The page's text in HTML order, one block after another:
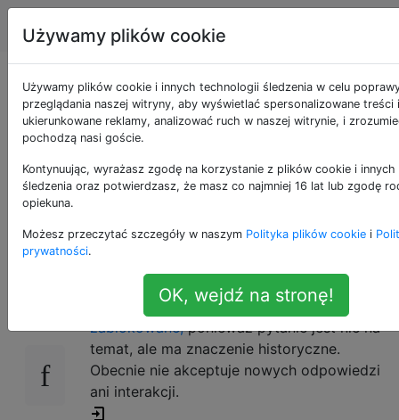
Android Tagi
Aplikacja typu open
source do zdalnego
czyszczenia telefonu
z Androidem?
Zablokowana. To pytanie i odpowiedzi są
zablokowane,ponieważ pytanie jest nie na
temat, ale ma znaczenie historyczne.
Obecnie nie akceptuje nowych odpowiedzi
ani interakcji.
Używamy plików cookie
Używamy plików cookie i innych technologii śledzenia w celu
przeglądania naszej witryny, aby wyświetlać spersonalizowane treści i
ukierunkowane reklamy, analizować ruch w naszej witrynie, i
pochodzą nasi goście.
Kontynuując, wyrażasz zgodę na korzystanie z plików cookie i
śledzenia oraz potwierdzasz, że masz co najmniej 16 lat lub zgodę
opiekuna.
Możesz przeczytać szczegóły w naszym Polityka plików cookie i
prywatności.
OK, wejdź na stronę!